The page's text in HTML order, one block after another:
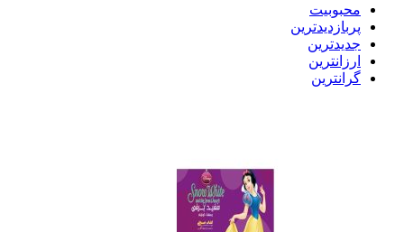
محبوبیت
پربازدیدترین
جدیدترین
ارزانترین
گرانترین